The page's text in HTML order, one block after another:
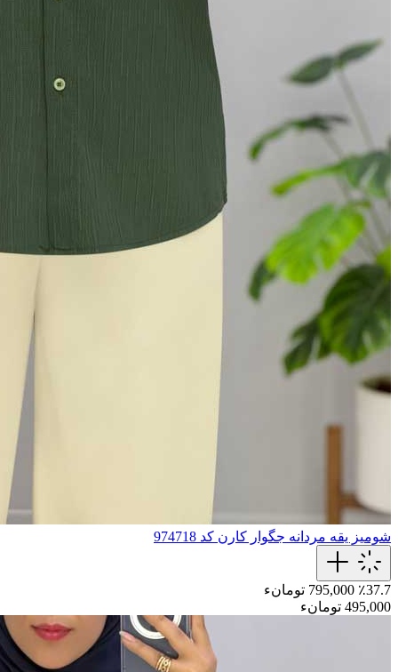
شومیز یقه مردانه جگوار کارن کد 974718
٪37.7 795,000 تومانء
495,000 تومانء